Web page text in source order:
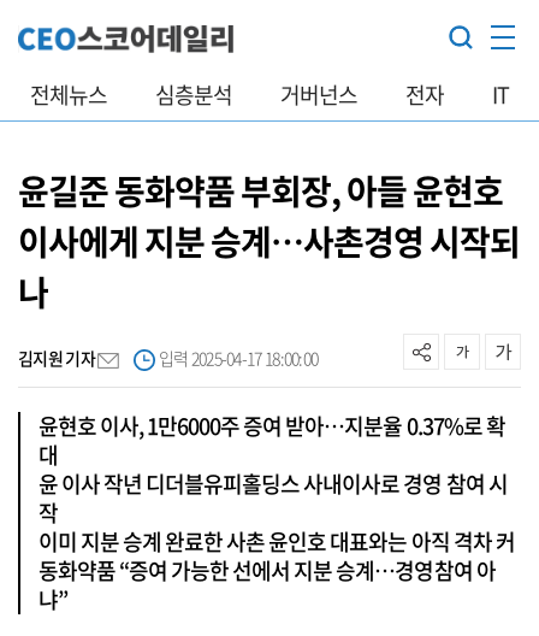
전체뉴스 심층분석 거버넌스 전자 IT
윤길준 동화약품 부회장, 아들 윤현호
이사에게 지분 승계…사촌경영 시작되
나
김지원 기자 입력 2025-04-17 18:00:00
윤현호 이사, 1만6000주 증여 받아…지분율 0.37%로 확
대
윤 이사 작년 디더블유피홀딩스 사내이사로 경영 참여 시
작
이미 지분 승계 완료한 사촌 윤인호 대표와는 아직 격차 커
동화약품 “증여 가능한 선에서 지분 승계…경영참여 아
냐”